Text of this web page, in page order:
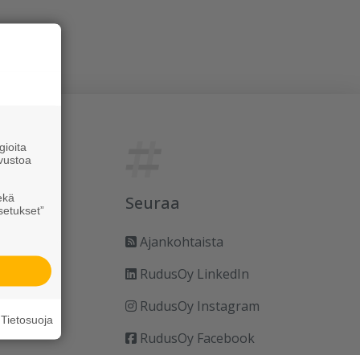
Seuraa
Ajankohtaista
RudusOy LinkedIn
RudusOy Instagram
RudusOy Facebook
Tietosuoja